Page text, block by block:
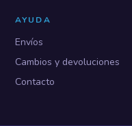
AYUDA
Envíos
Cambios y devoluciones
Contacto